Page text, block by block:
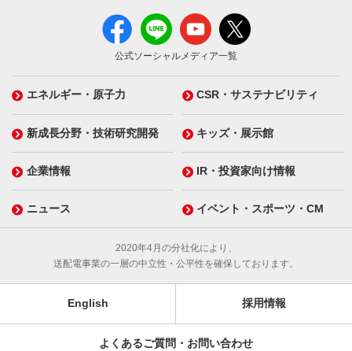
公式ソーシャルメディア一覧
エネルギー・原子力 CSR・サステナビリティ
新成長分野・技術研究開発 キッズ・展示館
企業情報 IR・投資家向け情報
ニュース イベント・スポーツ・CM
2020年4月の分社化により、
送配電事業の一層の中立性・公平性を確保しております。
English 採用情報
よくあるご質問・お問い合わせ